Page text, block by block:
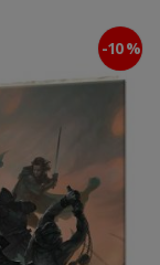
-10 %